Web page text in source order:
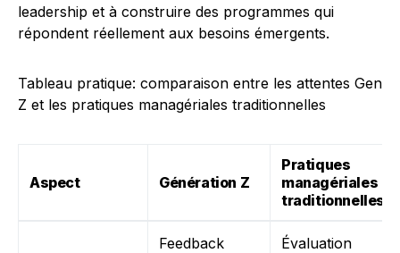
leadership et à construire des programmes qui
répondent réellement aux besoins émergents.
Tableau pratique: comparaison entre les attentes Gen
Z et les pratiques managériales traditionnelles
Aspect Génération Z
Pratiques
managériales
traditionnelles
Feedback
Évaluation